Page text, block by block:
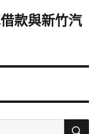
款與新竹汽
搜